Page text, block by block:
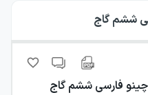
ششم گاج
فارسی ششم گاج